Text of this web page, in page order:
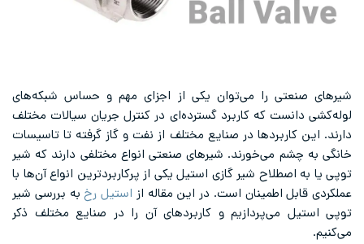
شیرهای صنعتی را می‌توان یکی از اجزای مهم و حساس شبکه‌های
لوله‌کشی دانست که کاربرد گسترده‌ای در کنترل جریان سیالات مختلف
دارند. این کاربردها در صنایع مختلف از نفت و گاز گرفته تا تاسیسات
خانگی به چشم می‌خورند. شیرهای صنعتی انواع مختلفی دارند که شیر
توپی یا به اصطلاح شیر گازی استیل یکی از پرکاربردترین انواع آن‌ها با
عملکردی قابل اطمینان است. در این مقاله از استیل رخبه بررسی شیر
توپی استیل می‌پردازیم و کاربردهای آن‌ را در صنایع مختلف ذکر
می‌کنیم.